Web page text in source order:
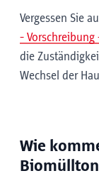
Vergessen Sie
-
die
Wechsel der
Wie